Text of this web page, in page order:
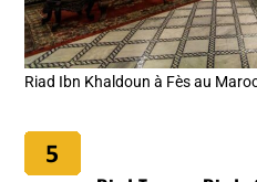
Riad Ibn Khaldoun à Fès au